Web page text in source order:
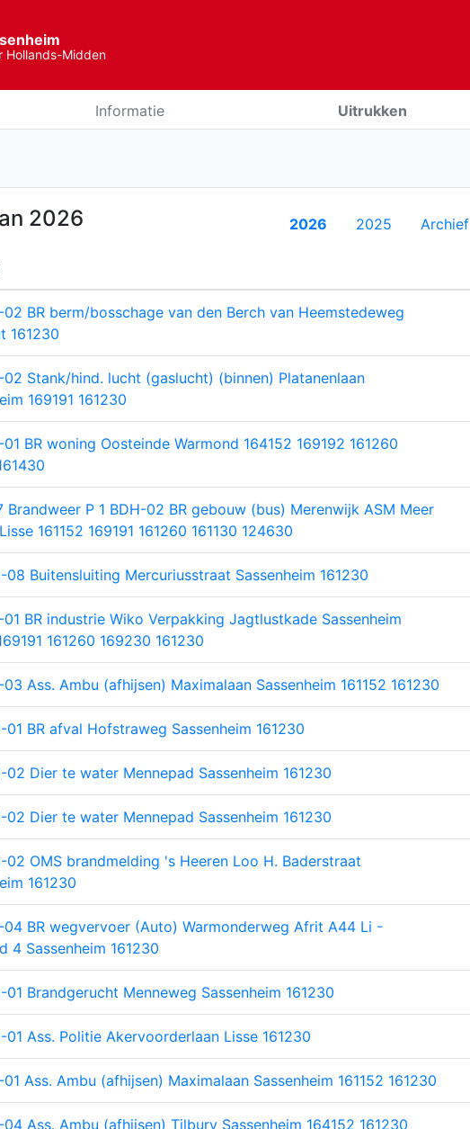
Hollands-Midden
Informatie Uitrukken
2026 2025 Archief
2026
02 BR berm/bosschage van den Berch van Heemstedeweg
161230
02 Stank/hind. lucht (gaslucht) (binnen) Platanenlaan
169191 161230
01 BR woning Oosteinde Warmond 164152 169192 161260
Brandweer P 1 BDH-02 BR gebouw (bus) Merenwijk ASM Meer
161152 169191 161260 161130 124630
08 Buitensluiting Mercuriusstraat Sassenheim 161230
01 BR industrie Wiko Verpakking Jagtlustkade Sassenheim
161260 169230 161230
03 Ass. Ambu (afhijsen) Maximalaan Sassenheim 161152 161230
01 BR afval Hofstraweg Sassenheim 161230
02 Dier te water Mennepad Sassenheim 161230
02 Dier te water Mennepad Sassenheim 161230
02 OMS brandmelding 's Heeren Loo H. Baderstraat
161230
04 BR wegvervoer (Auto) Warmonderweg Afrit A44 Li -
4 Sassenheim 161230
01 Brandgerucht Menneweg Sassenheim 161230
01 Ass. Politie Akervoorderlaan Lisse 161230
01 Ass. Ambu (afhijsen) Maximalaan Sassenheim 161152 161230
04 Ass. Ambu (afhijsen) Tilbury Sassenheim 164152 161230